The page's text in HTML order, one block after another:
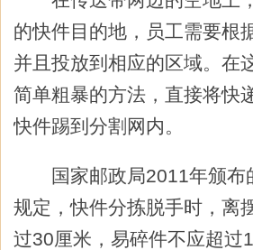
的快件目的地，员工需要根
并且投放到相应的区域。在
简单粗暴的方法，直接将快
快件踢到分割网内。
国家邮政局2011年颁布
规定，快件分拣脱手时，离
过30厘米，易碎件不应超过